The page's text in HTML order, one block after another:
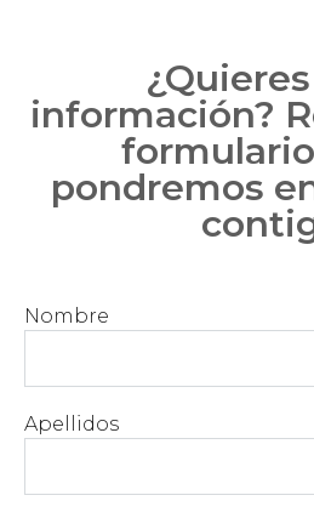
información?
pondremos
Nombre
Apellidos